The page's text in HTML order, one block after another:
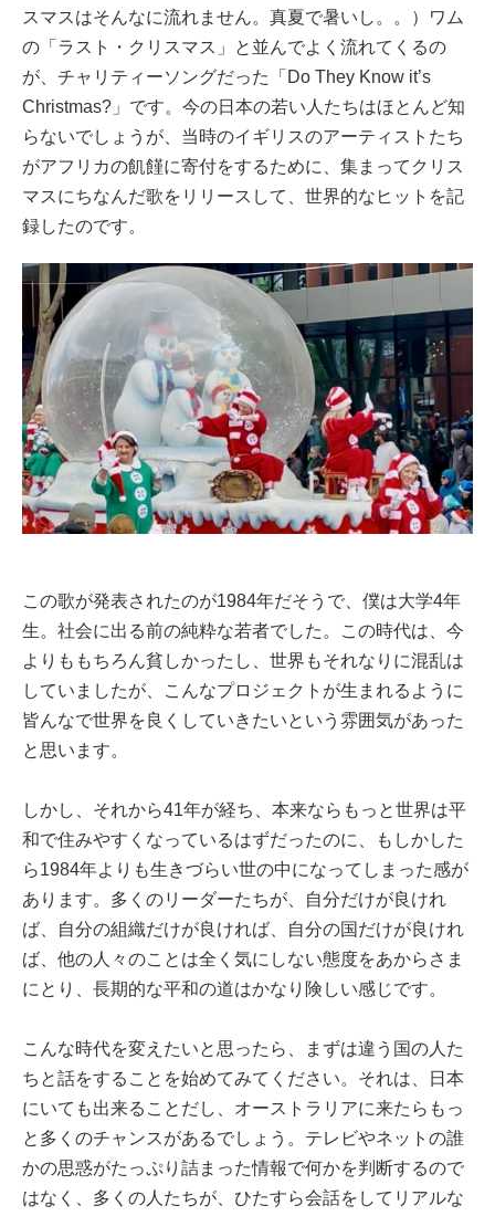
スマスはそんなに流れません。真夏で暑いし。。）ワム
の「ラスト・クリスマス」と並んでよく流れてくるの
が、チャリティーソングだった「Do They Know it’s
Christmas?」です。今の日本の若い人たちはほとんど知
らないでしょうが、当時のイギリスのアーティストたち
がアフリカの飢饉に寄付をするために、集まってクリス
マスにちなんだ歌をリリースして、世界的なヒットを記
録したのです。
この歌が発表されたのが1984年だそうで、僕は大学4年
生。社会に出る前の純粋な若者でした。この時代は、今
よりももちろん貧しかったし、世界もそれなりに混乱は
していましたが、こんなプロジェクトが生まれるように
皆んなで世界を良くしていきたいという雰囲気があった
と思います。
しかし、それから41年が経ち、本来ならもっと世界は平
和で住みやすくなっているはずだったのに、もしかした
ら1984年よりも生きづらい世の中になってしまった感が
あります。多くのリーダーたちが、自分だけが良けれ
ば、自分の組織だけが良ければ、自分の国だけが良けれ
ば、他の人々のことは全く気にしない態度をあからさま
にとり、長期的な平和の道はかなり険しい感じです。
こんな時代を変えたいと思ったら、まずは違う国の人た
ちと話をすることを始めてみてください。それは、日本
にいても出来ることだし、オーストラリアに来たらもっ
と多くのチャンスがあるでしょう。テレビやネットの誰
かの思惑がたっぷり詰まった情報で何かを判断するので
はなく、多くの人たちが、ひたすら会話をしてリアルな